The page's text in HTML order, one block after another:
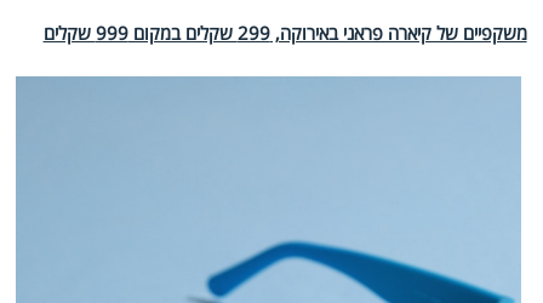
משקפיים של קיארה פראני באירוקה, 299 שקלים במקום 999 שקלים